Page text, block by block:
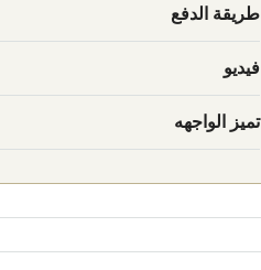
طريقة الدفع
فيديو
تميز الواجهه